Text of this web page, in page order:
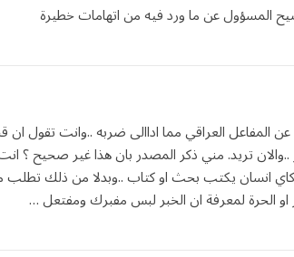
المسؤول عن ما ورد فيه من اتهامات خطيرة
المفاعل العراقي مما اداالى ضربه ..وانت تقول ان
تريد. مني ذكر المصدر بان هذا غير صحيح ؟
انسان يكتب بحث او كتاب ..وبدلا من ذلك
او الحرة لمعرفة ان الخبر لبس مفبرك ومفتعل …